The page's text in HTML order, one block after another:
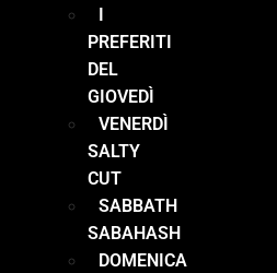
I
PREFERITI
DEL
GIOVEDÌ
VENERDÌ
SALTY
CUT
SABBATH
SABAHASH
DOMENICA